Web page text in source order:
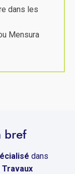
dans les
Mensura
bref
dans
Travaux